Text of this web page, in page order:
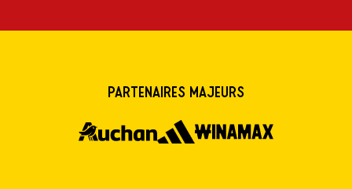
Partenaires majeurs